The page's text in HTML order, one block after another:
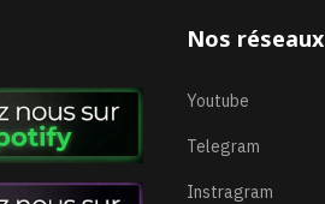
Nos réseaux
Youtube
Telegram
Instragram